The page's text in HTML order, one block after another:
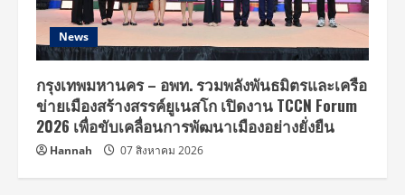
News
กรุงเทพมหานคร – อพท. รวมพลังพันธมิตรและเครือ
ข่ายเมืองสร้างสรรค์ยูเนสโก เปิดงาน TCCN Forum
2026 เพื่อขับเคลื่อนการพัฒนาเมืองอย่างยั่งยืน
Hannah 07 สิงหาคม 2026